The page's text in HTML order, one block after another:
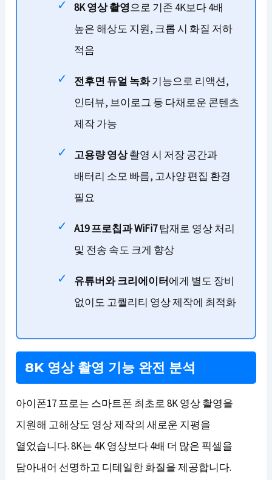
8K 영상 촬영으로 기존 4K보다 4배
높은 해상도 지원, 크롭 시 화질 저하
적음
전후면 듀얼 녹화기능으로 리액션,
인터뷰, 브이로그 등 다채로운 콘텐츠
제작 가능
고용량 영상촬영 시 저장 공간과
배터리 소모 빠름, 고사양 편집 환경
필요
A19 프로칩과 WiFi7탑재로 영상 처리
및 전송 속도 크게 향상
유튜버와 크리에이터에게 별도 장비
없이도 고퀄리티 영상 제작에 최적화
8K 영상 촬영 기능 완전 분석
아이폰17 프로는 스마트폰 최초로 8K 영상 촬영을
지원해 고해상도 영상 제작의 새로운 지평을
열었습니다. 8K는 4K 영상보다 4배 더 많은 픽셀을
담아내어 선명하고 디테일한 화질을 제공합니다.